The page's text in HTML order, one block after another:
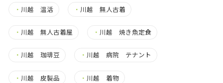
・ 川越 温活 ・ 川越 無人古着
・ 川越 無人古着屋 ・ 川越 焼き魚定食
・ 川越 珈琲豆 ・ 川越 病院 テナント
・ 川越 皮製品 ・ 川越 着物